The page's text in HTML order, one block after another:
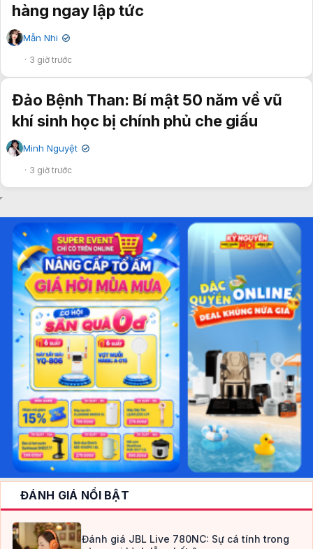
hàng ngay lập tức
Mẫn Nhi ✔
3 giờ trước
Đảo Bệnh Than: Bí mật 50 năm về vũ
khí sinh học bị chính phủ che giấu
Minh Nguyệt ✔
3 giờ trước
ĐÁNH GIÁ NỔI BẬT
Đánh giá JBL Live 780NC: Sự cá tính trong